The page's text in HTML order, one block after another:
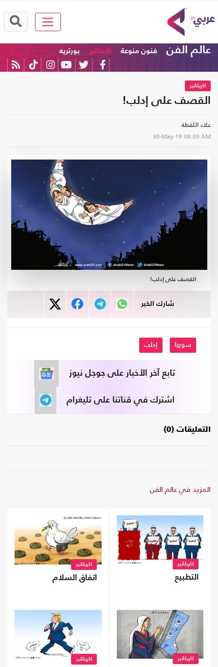
عالم الفن فنون منوعة كاريكاتير بورتريه
كاريكاتير
القصف على إدلب!
علاء اللقطة
30-May-19 08:09 AM
القصف على إدلب!
شارك الخبر
سوريا إدلب
تابع آخر الأخبار على جوجل نيوز
اشترك في قناتنا على تليغرام
التعليقات (0)
المزيد في عالم الفن
كاريكاتير
التطبيع
كاريكاتير
اتفاق السلام
كاريكاتير كاريكاتير